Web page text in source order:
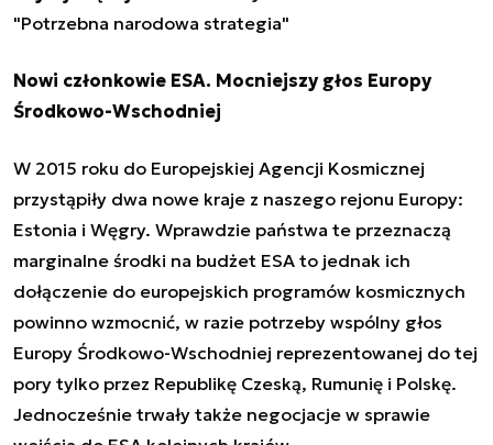
"Potrzebna narodowa strategia"
Nowi członkowie ESA. Mocniejszy głos Europy
Środkowo-Wschodniej
W 2015 roku do Europejskiej Agencji Kosmicznej
przystąpiły dwa nowe kraje z naszego rejonu Europy:
Estonia i Węgry. Wprawdzie państwa te przeznaczą
marginalne środki na budżet ESA to jednak ich
dołączenie do europejskich programów kosmicznych
powinno wzmocnić, w razie potrzeby wspólny głos
Europy Środkowo-Wschodniej reprezentowanej do tej
pory tylko przez Republikę Czeską, Rumunię i Polskę.
Jednocześnie trwały także negocjacje w sprawie